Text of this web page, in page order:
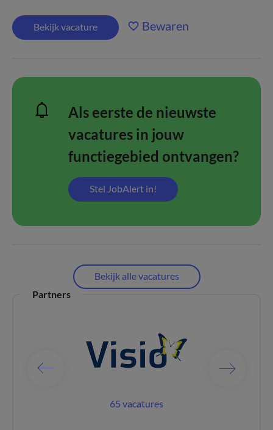
Bekijk vacature Bewaren
Als eerste de nieuwste
vacatures in jouw
functiegebied ontvangen?
Stel JobAlert in!
Bekijk alle vacatures
Partners
65 vacatures